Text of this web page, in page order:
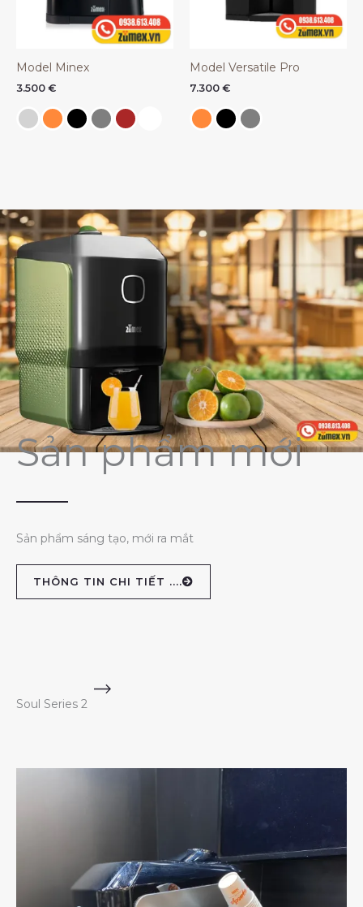
Model Minex
3.500 €
Model Versatile Pro
7.300 €
Sản phẩm mới
Sản phẩm sáng tạo, mới ra mắt
THÔNG TIN CHI TIẾT ....
Soul Series 2